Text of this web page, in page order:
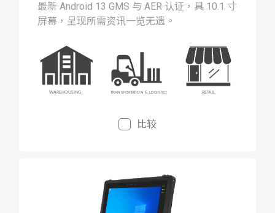
最新 Android 13 GMS 与 AER 认证，具 10.1 寸
屏幕，呈现所需资讯一览无遗。
比较